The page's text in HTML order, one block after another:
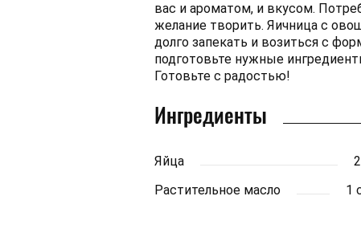
вас и ароматом, и вкусом.
желание творить. Яичница с
долго запекать и возиться с
подготовьте нужные
Готовьте с радостью!
Ингредиенты
Яйца
Растительное масло
1